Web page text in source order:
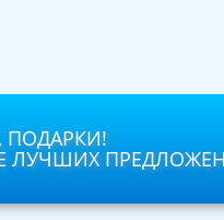
ПОДАРКИ!
ЛУЧШИХ